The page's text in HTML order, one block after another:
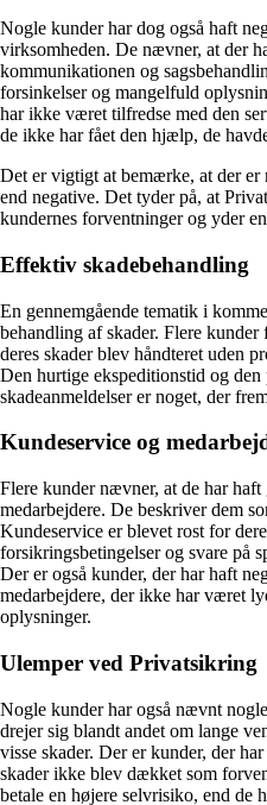
Nogle kunder har dog også haft
virksomheden. De nævner, at der
kommunikationen og
forsinkelser og mangelfuld
har ikke været tilfredse med den
de ikke har fået den hjælp, de
Det er vigtigt at bemærke, at der er
end negative. Det tyder på, at
kundernes forventninger og yder
Effektiv skadebehandling
En gennemgående tematik i
behandling af skader. Flere
deres skader blev håndteret uden
Den hurtige ekspeditionstid og den
skadeanmeldelser er noget, der
Kundeservice og
Flere kunder nævner, at de har
medarbejdere. De beskriver dem
Kundeservice er blevet rost for
forsikringsbetingelser og svare på
Der er også kunder, der har haft
medarbejdere, der ikke har været
oplysninger.
Ulemper ved Privatsikring
Nogle kunder har også nævnt
drejer sig blandt andet om lange
visse skader. Der er kunder, der
skader ikke blev dækket som
betale en højere selvrisiko, end de